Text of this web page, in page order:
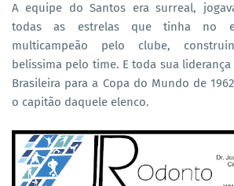
A equipe do Santos era surreal,
todas as estrelas que tinha no
multicampeão pelo clube,
belíssima pelo time. E toda sua liderança
Brasileira para a Copa do Mundo de
o capitão daquele elenco.